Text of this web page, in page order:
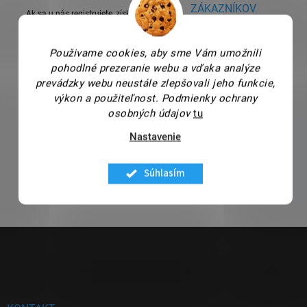
Použivame cookies, aby sme Vám umožnili
pohodlné prezeranie webu a vďaka analýze
prevádzky webu neustále zlepšovali jeho funkcie,
výkon a použiteľnost. Podmienky ochrany
osobných údajov tu
Nastavenie
Súhlasím
Ak sa u nás registrujete, získate
ZÁKAZNÍKOV
Dôveruje nám až 99% spokojných
DOPRAVA ZDARMA NAD
dopravu zdarma.
PORADENSTVO S
VÝBEROM PRODUKTU
poradíme a objednávku vybavíme